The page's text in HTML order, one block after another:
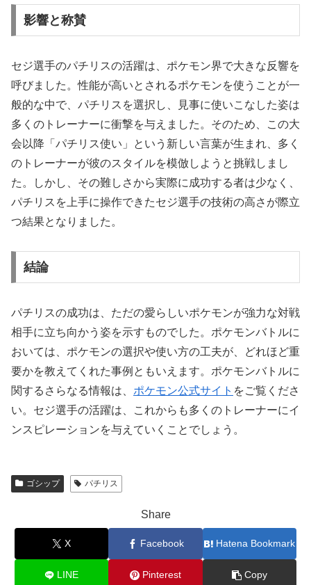
影響と称賛
セジ選手のパチリスの活躍は、ポケモン界で大きな反響を
呼びました。性能が高いとされるポケモンを使うことが一
般的な中で、パチリスを選択し、見事に使いこなした姿は
多くのトレーナーに衝撃を与えました。そのため、この大
会以降「パチリス使い」という新しい言葉が生まれ、多く
のトレーナーが彼のスタイルを模倣しようと挑戦しまし
た。しかし、その難しさから実際に成功する者は少なく、
パチリスを上手に操作できたセジ選手の技術の高さが際立
つ結果となりました。
結論
パチリスの成功は、ただの愛らしいポケモンが強力な対戦
相手に立ち向かう姿を示すものでした。ポケモンバトルに
おいては、ポケモンの選択や使い方の工夫が、どれほど重
要かを教えてくれた事例ともいえます。ポケモンバトルに
関するさらなる情報は、 ポケモン公式サイト をご覧くださ
い。セジ選手の活躍は、これからも多くのトレーナーにイ
ンスピレーションを与えていくことでしょう。
ゴシップ パチリス
Share
X Facebook Hatena Bookmark
LINE Pinterest Copy